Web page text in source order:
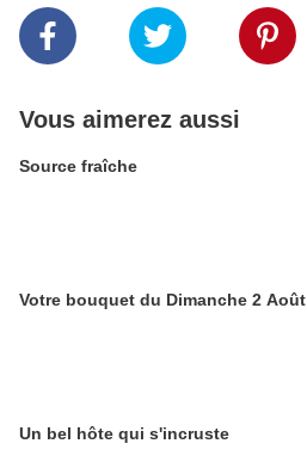
Vous aimerez aussi
Source fraîche
Votre bouquet du Dimanche 2 Août
Un bel hôte qui s'incruste